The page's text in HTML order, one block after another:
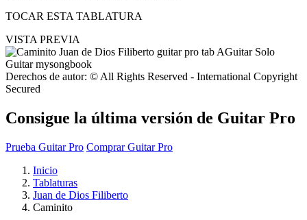
TOCAR ESTA TABLATURA
VISTA PREVIA
Derechos de autor: © All Rights Reserved - International Copyright
Secured
Consigue la última versión de Guitar Pro
Prueba Guitar Pro Comprar Guitar Pro
Inicio
Tablaturas
Juan de Dios Filiberto
Caminito